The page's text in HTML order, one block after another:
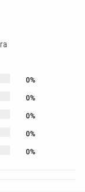
0%
0%
0%
0%
0%